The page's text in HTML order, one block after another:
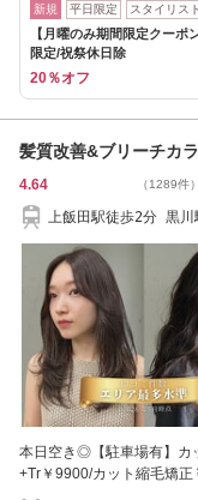
新規 平日限定 スタイリス
【月曜のみ期間限定クー
限定/祝祭休日除
20％オフ
髪質改善&ブリーチカ
4.64 （1289件）
上飯田駅徒歩2分 黒
本日空き◎【駐車場有】カ
+Tr￥9900/カット縮毛矯正